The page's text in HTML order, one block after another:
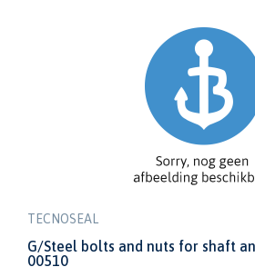
TECNOSEAL
G/Steel bolts and nuts for shaft
00510